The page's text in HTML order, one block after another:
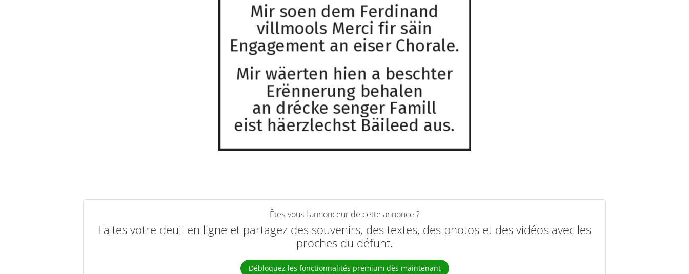
Êtes-vous l'annonceur de cette annonce ?
Faites votre deuil en ligne et partagez des souvenirs, des textes, des photos et des vidéos avec les
proches du défunt.
Débloquez les fonctionnalités premium dès maintenant